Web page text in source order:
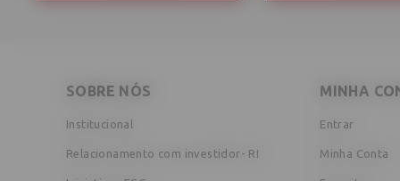
SOBRE NÓS
Institucional
Relacionamento com investidor- RI
MINHA
Entrar
Minha Conta